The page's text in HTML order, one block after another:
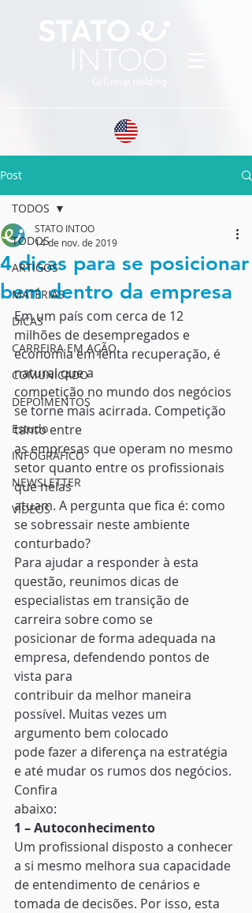
Post
TODOS
ARTIGOS
MATÉRIAS
DICAS
CARREIRA EM AÇÃO
COMUNICADO
DEPOIMENTOS
Estudo
INFOGRÁFICO
NEWSLETTER
VÍDEOS
TODOS
4 dicas para se posicionar
bem dentro da empresa
STATO INTOO
14 de nov. de 2019
Em um país com cerca de 12
milhões de desempregados e
economia em lenta recuperação, é
natural que a
competição no mundo dos negócios
se torne mais acirrada. Competição
tanto entre
as empresas que operam no mesmo
setor quanto entre os profissionais
que nelas
atuam. A pergunta que fica é: como
se sobressair neste ambiente
conturbado?
Para ajudar a responder à esta
questão, reunimos dicas de
especialistas em transição de
carreira sobre como se
posicionar de forma adequada na
empresa, defendendo pontos de
vista para
contribuir da melhor maneira
possível. Muitas vezes um
argumento bem colocado
pode fazer a diferença na estratégia
e até mudar os rumos dos negócios.
Confira
abaixo:
1 – Autoconhecimento
Um profissional disposto a conhecer
a si mesmo melhora sua capacidade
de entendimento de cenários e
tomada de decisões. Por isso, esta